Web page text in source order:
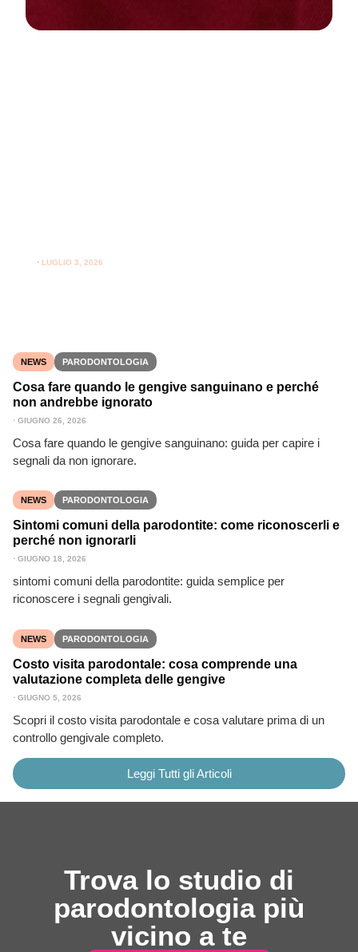
⋅ LUGLIO 3, 2026
NEWS PARODONTOLOGIA
Cosa fare quando le gengive sanguinano e perché
non andrebbe ignorato
⋅ GIUGNO 26, 2026
Cosa fare quando le gengive sanguinano: guida per capire i
segnali da non ignorare.
NEWS PARODONTOLOGIA
Sintomi comuni della parodontite: come riconoscerli e
perché non ignorarli
⋅ GIUGNO 18, 2026
sintomi comuni della parodontite: guida semplice per
riconoscere i segnali gengivali.
NEWS PARODONTOLOGIA
Costo visita parodontale: cosa comprende una
valutazione completa delle gengive
⋅ GIUGNO 5, 2026
Scopri il costo visita parodontale e cosa valutare prima di un
controllo gengivale completo.
Leggi Tutti gli Articoli
Trova lo studio di
parodontologia più
vicino a te